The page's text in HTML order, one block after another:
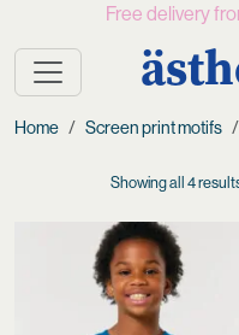
Free delivery
Home Screen print motifs
Showing all 4